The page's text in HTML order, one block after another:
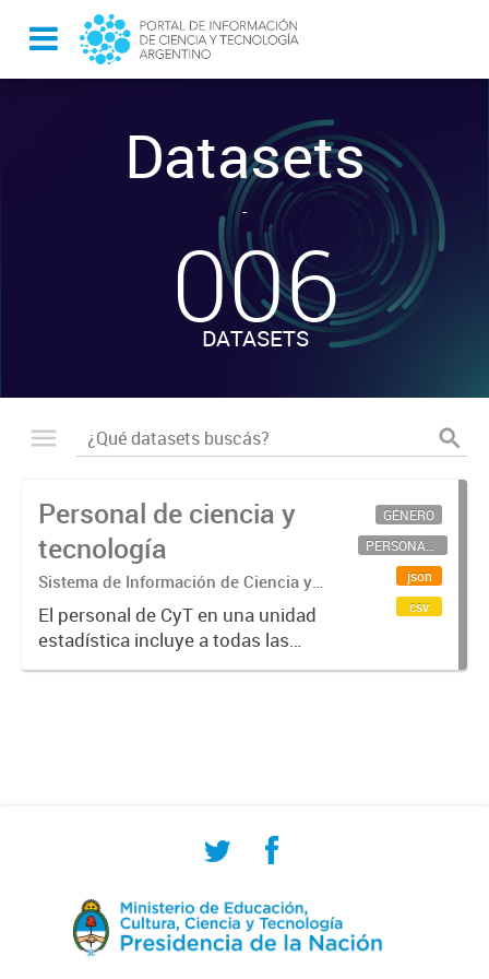
Datasets
-
006
DATASETS
Personal de ciencia y
tecnología
Sistema de Información de Ciencia y
Tecnología Argentino (SICYTAR)
El personal de CyT en una unidad
estadística incluye a todas las
personas involucradas
GÉNERO
PERSONAL CIENTÍFICO-TECNOLÓGICO
json
csv